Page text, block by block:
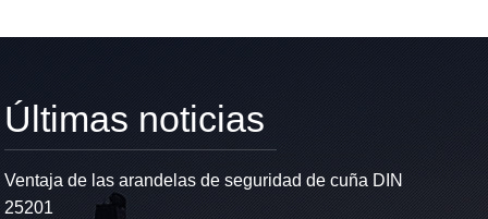
Últimas noticias
Ventaja de las arandelas de seguridad de cuña DIN
25201